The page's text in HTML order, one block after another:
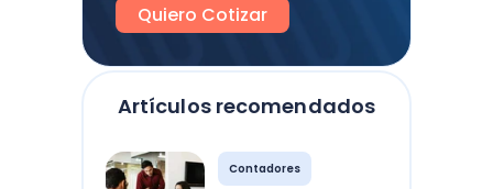
Artículos recomendados
Contadores
Quiero Cotizar